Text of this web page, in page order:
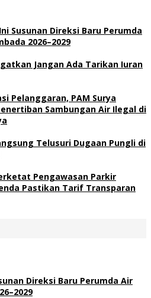
Susunan Direksi Baru Perumda
2026–2029
Jangan Ada Tarikan Iuran
Pelanggaran, PAM Surya
Sambungan Air Ilegal di
Telusuri Dugaan Pungli di
Pengawasan Parkir
Pastikan Tarif Transparan
Direksi Baru Perumda Air